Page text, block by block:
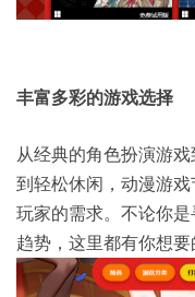
丰富多彩的游戏选择
从经典的角色扮演游
到轻松休闲，动漫游
玩家的需求。不论你
趋势，这里都有你想要